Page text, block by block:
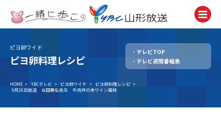
テレビ
TV
ラジオ
Radio
ピヨ卵ワイド
ピヨ卵料理レシピ
テレビTOP
テレビ週間番組表
HOME > YBCテレビ > ピヨ卵ワイド > ピヨ卵料理レシピ >
9月26日放送 会田勝弘先生 牛肉丼の赤ワイン風味